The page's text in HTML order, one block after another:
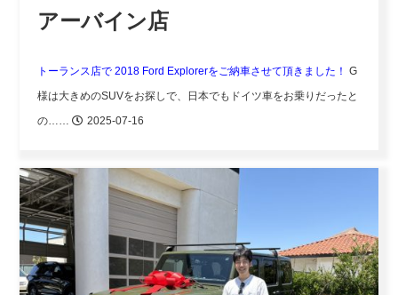
アーバイン店
トーランス店で 2018 Ford Explorerをご納車させて頂きました！ G
様は大きめのSUVをお探しで、日本でもドイツ車をお乗りだったと
の……
2025-07-16